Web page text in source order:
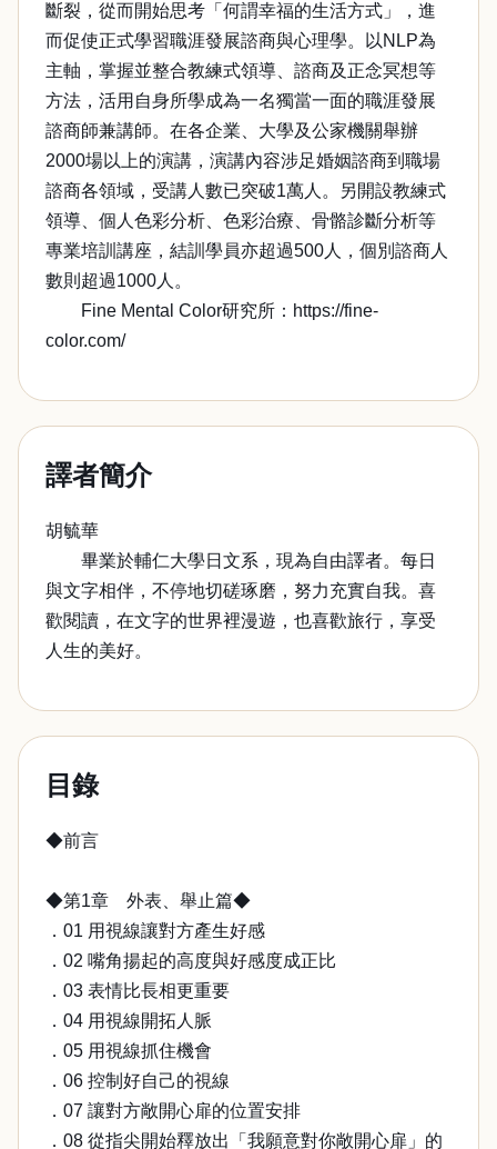
斷裂，從而開始思考「何謂幸福的生活方式」，進
而促使正式學習職涯發展諮商與心理學。以NLP為
主軸，掌握並整合教練式領導、諮商及正念冥想等
方法，活用自身所學成為一名獨當一面的職涯發展
諮商師兼講師。在各企業、大學及公家機關舉辦
2000場以上的演講，演講內容涉足婚姻諮商到職場
諮商各領域，受講人數已突破1萬人。另開設教練式
領導、個人色彩分析、色彩治療、骨骼診斷分析等
專業培訓講座，結訓學員亦超過500人，個別諮商人
數則超過1000人。
Fine Mental Color研究所：https://fine-
color.com/
譯者簡介
胡毓華
畢業於輔仁大學日文系，現為自由譯者。每日
與文字相伴，不停地切磋琢磨，努力充實自我。喜
歡閱讀，在文字的世界裡漫遊，也喜歡旅行，享受
人生的美好。
目錄
◆前言
◆第1章 外表、舉止篇◆
．01 用視線讓對方產生好感
．02 嘴角揚起的高度與好感度成正比
．03 表情比長相更重要
．04 用視線開拓人脈
．05 用視線抓住機會
．06 控制好自己的視線
．07 讓對方敞開心扉的位置安排
．08 從指尖開始釋放出「我願意對你敞開心扉」的